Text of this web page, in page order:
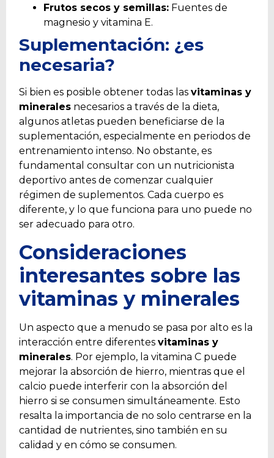
Frutos secos y semillas: Fuentes de
magnesio y vitamina E.
Suplementación: ¿es
necesaria?
Si bien es posible obtener todas las vitaminas y
minerales necesarios a través de la dieta,
algunos atletas pueden beneficiarse de la
suplementación, especialmente en periodos de
entrenamiento intenso. No obstante, es
fundamental consultar con un nutricionista
deportivo antes de comenzar cualquier
régimen de suplementos. Cada cuerpo es
diferente, y lo que funciona para uno puede no
ser adecuado para otro.
Consideraciones
interesantes sobre las
vitaminas y minerales
Un aspecto que a menudo se pasa por alto es la
interacción entre diferentes vitaminas y
minerales. Por ejemplo, la vitamina C puede
mejorar la absorción de hierro, mientras que el
calcio puede interferir con la absorción del
hierro si se consumen simultáneamente. Esto
resalta la importancia de no solo centrarse en la
cantidad de nutrientes, sino también en su
calidad y en cómo se consumen.